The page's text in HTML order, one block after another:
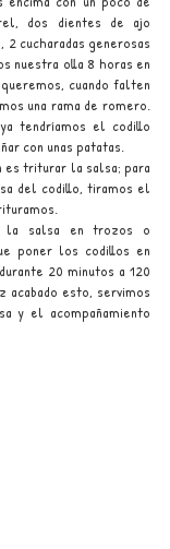
dos dientes de ajo
2 cucharadas generosas
nuestra olla 8 horas en
cuando falten
una rama de romero.
tendríamos el codillo
con unas patatas.
es triturar la salsa; para
del codillo, tiramos el
la salsa en trozos o
poner los codillos en
20 minutos a 120
acabado esto, servimos
y el acompañamiento